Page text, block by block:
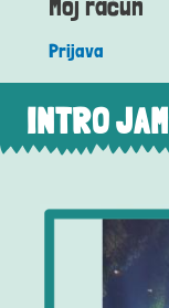
Prijava
INTRO JAM